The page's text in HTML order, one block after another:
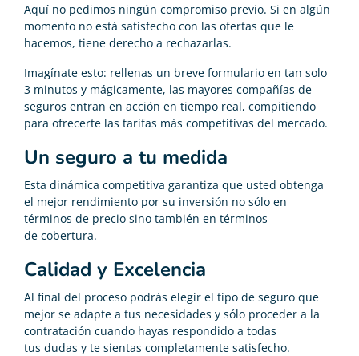
Aquí no pedimos ningún compromiso previo. Si en algún
momento no está satisfecho con las ofertas que le
hacemos, tiene derecho a rechazarlas.
Imagínate esto: rellenas un breve formulario en tan solo
3 minutos y mágicamente, las mayores compañías de
seguros entran en acción en tiempo real, compitiendo
para ofrecerte las tarifas más competitivas del mercado.
Un seguro a tu medida
Esta dinámica competitiva garantiza que usted obtenga
el mejor rendimiento por su inversión no sólo en
términos de precio sino también en términos
de cobertura.
Calidad y Excelencia
Al final del proceso podrás elegir el tipo de seguro que
mejor se adapte a tus necesidades y sólo proceder a la
contratación cuando hayas respondido a todas
tus dudas y te sientas completamente satisfecho.